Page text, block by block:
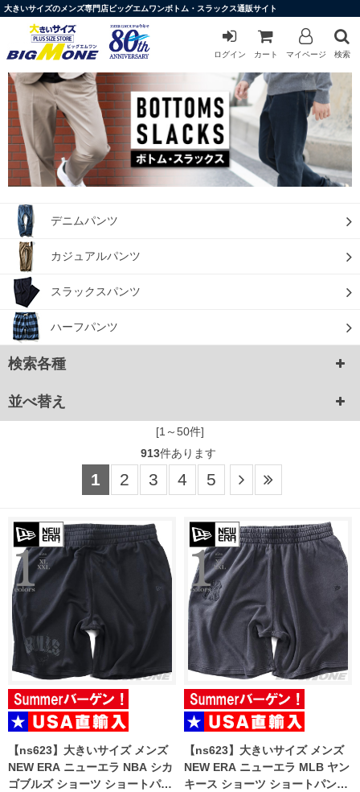
大きいサイズのメンズ専門店ビッグエムワンボトム・スラックス通販サイト
ログイン カート マイページ 検索
デニムパンツ
カジュアルパンツ
スラックスパンツ
ハーフパンツ
検索各種
並べ替え
[1～50件]
913件あります
1 2 3 4 5
【ns623】大きいサイズ メンズ
NEW ERA ニューエラ NBA シカ
ゴブルズ ショーツ ショートパン
【ns623】大きいサイズ メンズ
NEW ERA ニューエラ MLB ヤン
キース ショーツ ショートパンツ